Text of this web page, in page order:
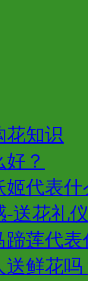
花知识
？
姬代表什
-送花礼
蹄莲代表
送鲜花吗